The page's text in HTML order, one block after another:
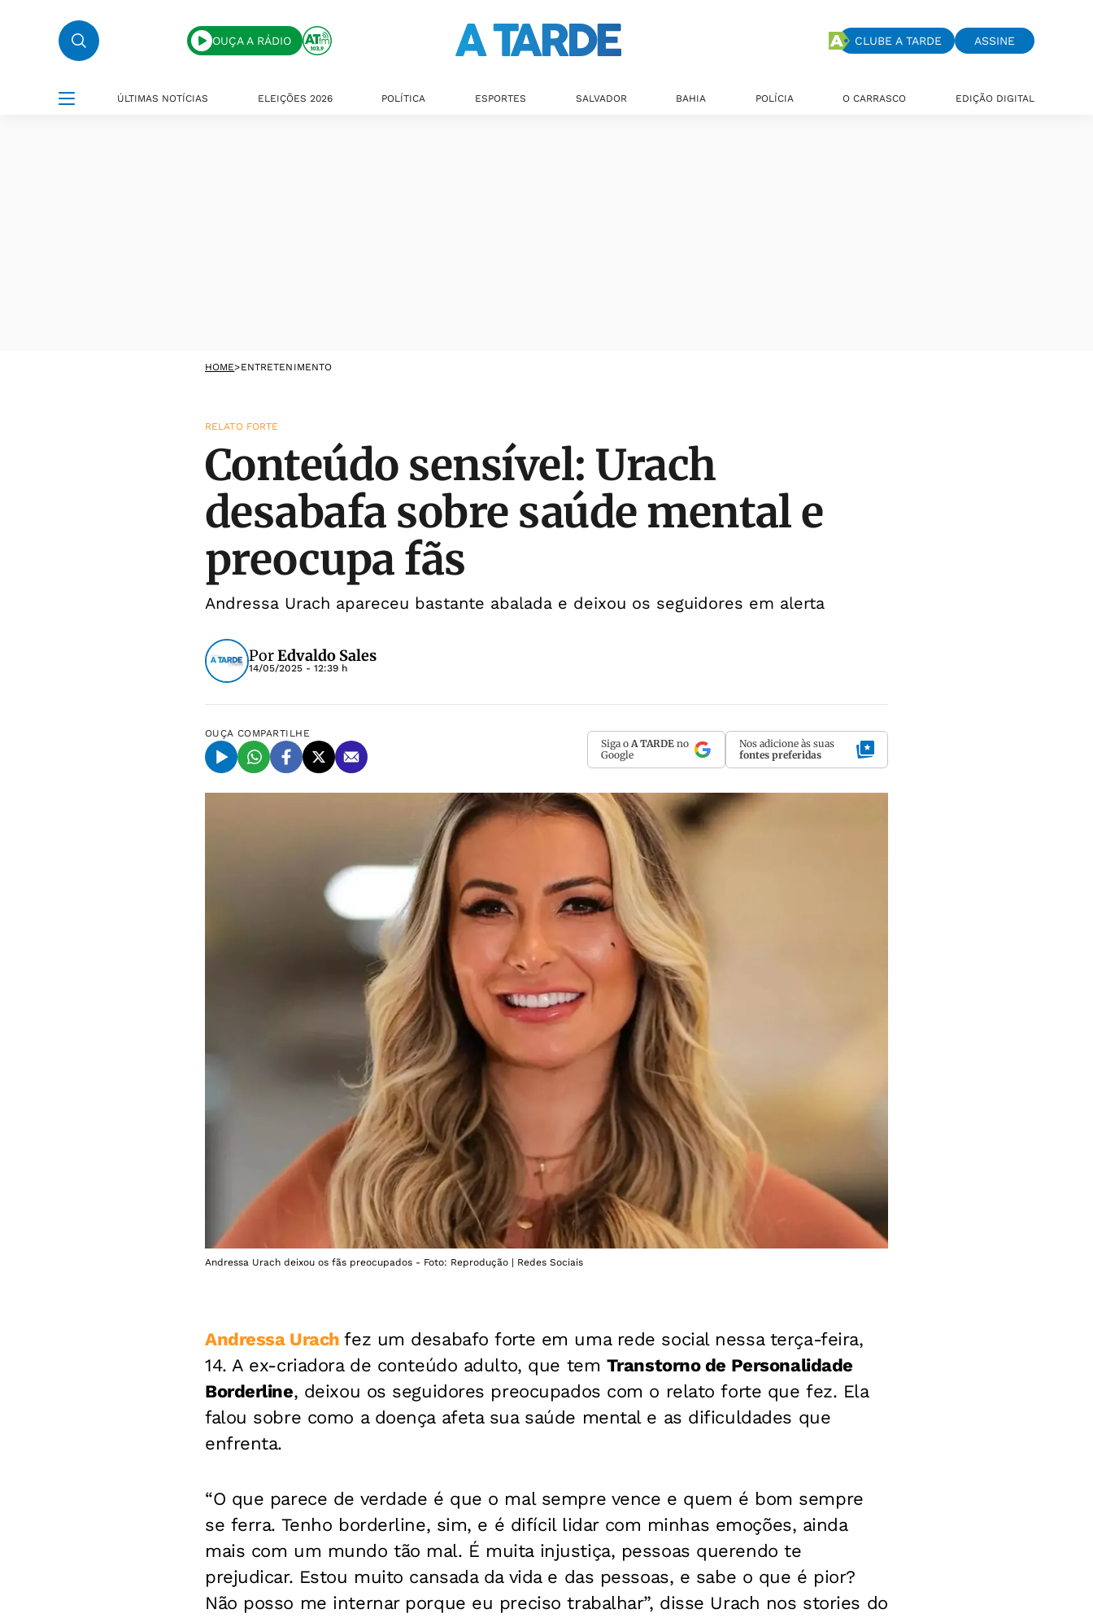
OUÇA A RÁDIO CLUBE A TARDE ASSINE
ÚLTIMAS NOTÍCIAS ELEIÇÕES 2026 POLÍTICA ESPORTES SALVADOR BAHIA POLÍCIA O CARRASCO EDIÇÃO DIGITAL
HOME>ENTRETENIMENTO
RELATO FORTE
Conteúdo sensível: Urach
desabafa sobre saúde mental e
preocupa fãs
Andressa Urach apareceu bastante abalada e deixou os seguidores em alerta
PorEdvaldo Sales
14/05/2025 - 12:39 h
OUÇA COMPARTILHE
Siga o A TARDE no
Google
Nos adicione às suas
fontes preferidas
Andressa Urach deixou os fãs preocupados - Foto: Reprodução | Redes Sociais
Andressa Urachfez um desabafo forte em uma rede social nessa terça-feira,
14. A ex-criadora de conteúdo adulto, que tem Transtorno de Personalidade
Borderline, deixou os seguidores preocupados com o relato forte que fez. Ela
falou sobre como a doença afeta sua saúde mental e as dificuldades que
enfrenta.
“O que parece de verdade é que o mal sempre vence e quem é bom sempre
se ferra. Tenho borderline, sim, e é difícil lidar com minhas emoções, ainda
mais com um mundo tão mal. É muita injustiça, pessoas querendo te
prejudicar. Estou muito cansada da vida e das pessoas, e sabe o que é pior?
Não posso me internar porque eu preciso trabalhar”, disse Urach nos stories do